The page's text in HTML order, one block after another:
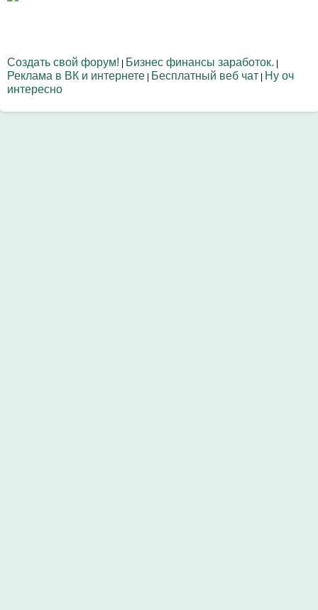
Создать свой форум! Бизнес финансы заработок.
Реклама в ВК и интернете Бесплатный веб чат Ну оч
интересно